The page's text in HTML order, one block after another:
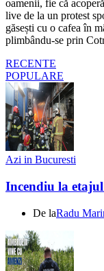
oamenii, fie că
live de la un protest
găsești cu o cafea în
plimbându-se prin
RECENTE
POPULARE
Azi in Bucuresti
Incendiu la
De laRadu